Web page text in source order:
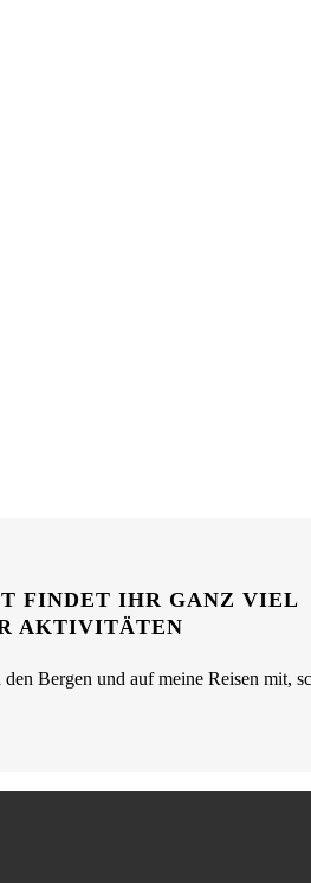
FINDET IHR GANZ VIEL
AKTIVITÄTEN
Bergen und auf meine Reisen mit,